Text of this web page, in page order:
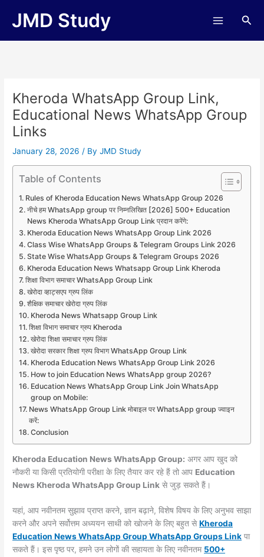
JMD Study
Kheroda WhatsApp Group Link,
Educational News WhatsApp Group
Links
January 28, 2026/ ByJMD Study
Table of Contents
Rules of Kheroda Education News WhatsApp Group 2026
नीचे हम WhatsApp group पर निम्नलिखित [2026] 500+ Education
News Kheroda WhatsApp Group Link प्रदान करेंगे:
Kheroda Education News WhatsApp Group Link 2026
Class Wise WhatsApp Groups & Telegram Groups Link 2026
State Wise WhatsApp Groups & Telegram Groups 2026
Kheroda Education News Whatsapp Group Link Kheroda
शिक्षा विभाग समाचार WhatsApp Group Link
खेरोदा व्हाट्सएप ग्रुप लिंक
शैक्षिक समाचार खेरोदा ग्रुप लिंक
Kheroda News Whatsapp Group Link
शिक्षा विभाग समाचार ग्रुप Kheroda
खेरोदा शिक्षा समाचार ग्रुप लिंक
खेरोदा सरकार शिक्षा ग्रुप विभाग WhatsApp Group Link
Kheroda Education News WhatsApp Group Link 2026
How to join Education News WhatsApp group 2026?
Education News WhatsApp Group Link Join WhatsApp
group on Mobile:
News WhatsApp Group Link मोबाइल पर WhatsApp group ज्वाइन
करें:
Conclusion
Kheroda Education News WhatsApp Group: अगर आप खुद को
नौकरी या किसी प्रतियोगी परीक्षा के लिए तैयार कर रहे हैं तो आप Education
News Kheroda WhatsApp Group Link से जुड़ सकते हैं।
यहां, आप नवीनतम सुझाव प्राप्त करने, ज्ञान बढ़ाने, विशेष विषय के लिए अनुभव साझा
करने और अपने सर्वोत्तम अध्ययन साथी को खोजने के लिए बहुत सेKheroda
Education News WhatsApp Group WhatsApp GroupsLink पा
सकते हैं। इस पृष्ठ पर, हमने उन लोगों की सहायता के लिए नवीनतम 500+